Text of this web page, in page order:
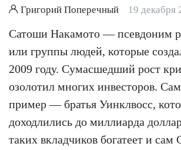
Григорий Поперечный 19 декабря
Сатоши Накамото — псевдоним
или группы людей, которые
2009 году. Сумасшедший рост
озолотил многих инвесторов.
пример — братья Уинклвосс,
доходлились до миллиарда
таких вкладчиков богатеет и сам